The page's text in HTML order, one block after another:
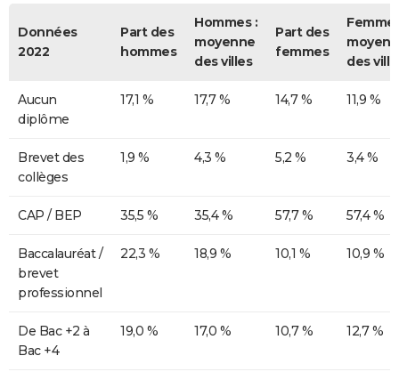
Données
2022
Part des
hommes
Hommes :
moyenne
des villes
Part des
femmes
des
Aucun
diplôme
17,1 % 17,7 % 14,7 % 11,9 %
Brevet des
collèges
1,9 % 4,3 % 5,2 % 3,4 %
CAP / BEP 35,5 % 35,4 % 57,7 % 57,4 %
Baccalauréat /
brevet
professionnel
22,3 % 18,9 % 10,1 % 10,9 %
De Bac +2 à
Bac +4
19,0 % 17,0 % 10,7 % 12,7 %